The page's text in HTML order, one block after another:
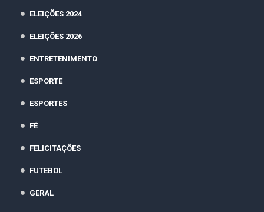
ELEIÇÕES 2024
ELEIÇÕES 2026
ENTRETENIMENTO
ESPORTE
ESPORTES
FÉ
FELICITAÇÕES
FUTEBOL
GERAL